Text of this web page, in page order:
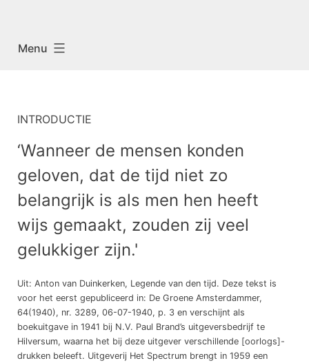
Menu
INTRODUCTIE
‘Wanneer de mensen konden
geloven, dat de tijd niet zo
belangrijk is als men hen heeft
wijs gemaakt, zouden zij veel
gelukkiger zijn.'
Uit: Anton van Duinkerken, Legende van den tijd. Deze tekst is
voor het eerst gepubliceerd in: De Groene Amsterdammer,
64(1940), nr. 3289, 06-07-1940, p. 3 en verschijnt als
boekuitgave in 1941 bij N.V. Paul Brand’s uitgeversbedrijf te
Hilversum, waarna het bij deze uitgever verschillende [oorlogs]-
drukken beleeft. Uitgeverij Het Spectrum brengt in 1959 een